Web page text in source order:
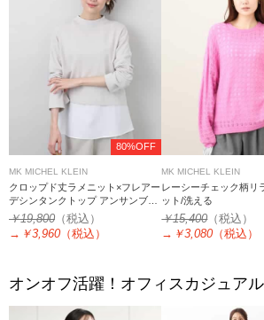
80%OFF
MK MICHEL KLEIN
クロップド丈ラメニット×フレアー
デシンタンクトップ アンサンブル/
洗える
￥19,800 （税込）
→ ￥3,960 （税込）
MK MICHEL KLEIN
レーシーチェック柄リ
ット/洗える
￥15,400（税込）
→ ￥3,080 （税込）
オンオフ活躍！オフィスカジュアル